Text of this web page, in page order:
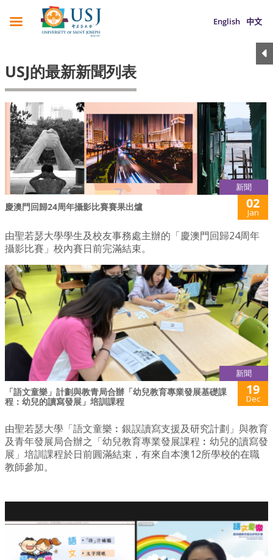
English 中文
USJ的最新新聞列表
新聞
慶澳門回歸24周年攝影比賽賽果出爐 02
Jan
由聖若瑟大學學生及校友事務處主辦的「慶澳門回歸24周年
攝影比賽」校內賽日前完滿結束。
新聞
「語文童樂」計劃與教青局合辦「幼兒教育專業發展基礎課
程：幼兒的讀寫發展」培訓課程
19
Dec
由聖若瑟大學「語文童樂︰銀誤讀寫支援及研究計劃」與教育
及青年發展局合辦之「幼兒教育專業發展課程︰幼兒的讀寫發
展」培訓課程於日前圓滿結束，有來自本澳12所學校的在職
教師參加。